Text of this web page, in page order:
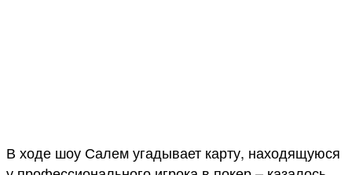
В ходе шоу Салем угадывает карту, находящуюся